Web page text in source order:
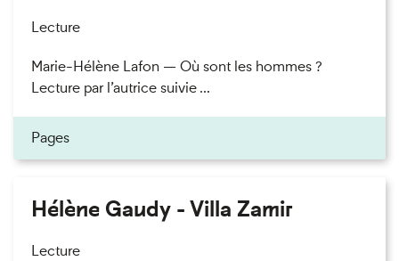
Lecture
Marie-Hélène Lafon — Où sont les hommes ?
Lecture par l’autrice suivie ...
Pages
Hélène Gaudy - Villa Zamir
Lecture